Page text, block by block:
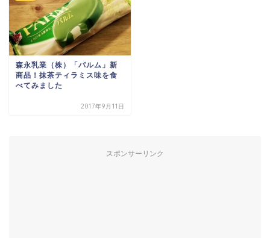
森永乳業（株）「パルム」新
商品！抹茶ティラミス味を食
べてみました
2017年9月11日
スポンサーリンク